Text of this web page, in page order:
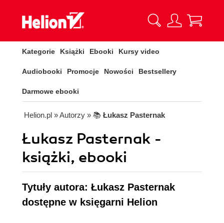
Kategorie Książki Ebooki Kursy video
Audiobooki Promocje Nowości Bestsellery
Darmowe ebooki
Helion.pl » Autorzy » 📚 Łukasz Pasternak
Łukasz Pasternak -
książki, ebooki
Tytuły autora: Łukasz Pasternak
dostępne w księgarni Helion